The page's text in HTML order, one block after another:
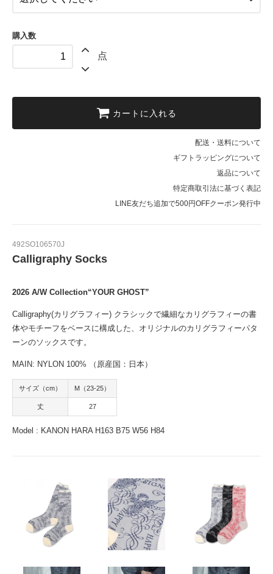
購入数
点
カートに入れる
配送・送料について
ギフトラッピングについて
返品について
特定商取引法に基づく表記
LINE友だち追加で500円OFFクーポン発行中
492SO106570J
Calligraphy Socks
2026 A/W Collection“YOUR GHOST”
Calligraphy(カリグラフィー) クラシックで繊細なカリグラフィーの書
体やモチーフをベースに構成した、オリジナルのカリグラフィーパタ
ーンのソックスです。
MAIN: NYLON 100% （原産国：日本）
サイズ（cm） M（23-25）
丈 27
Model : KANON HARA H163 B75 W56 H84